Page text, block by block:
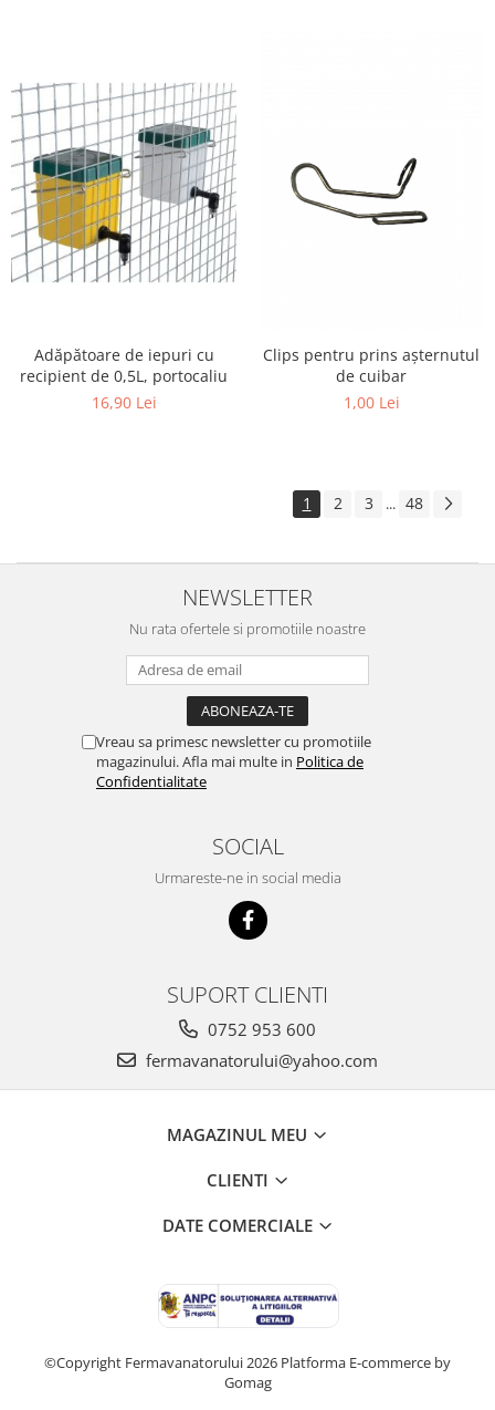
Adăpătoare de iepuri cu
recipient de 0,5L, portocaliu
16,90 Lei
Clips pentru prins așternutul
de cuibar
1,00 Lei
1 2 3 ... 48
NEWSLETTER
Nu rata ofertele si promotiile noastre
Vreau sa primesc newsletter cu promotiile
magazinului. Afla mai multe in Politica de
Confidentialitate
SOCIAL
Urmareste-ne in social media
SUPORT CLIENTI
0752 953 600
fermavanatorului@yahoo.com
MAGAZINUL MEU
CLIENTI
DATE COMERCIALE
©Copyright Fermavanatorului 2026 Platforma E-commerce by
Gomag